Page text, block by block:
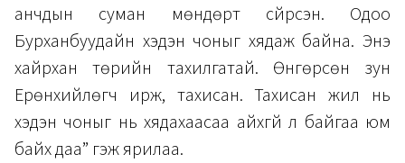
анчдын суман мөндөрт сүйрсэн. Одоо
Бурханбуудайн хэдэн чоныг хядаж байна. Энэ
хайрхан төрийн тахилгатай. Өнгөрсөн зун
Ерөнхийлөгч ирж, тахисан. Тахисан жил нь
хэдэн чоныг нь хядахаасаа айхгүй л байгаа юм
байх даа” гэж ярилаа.